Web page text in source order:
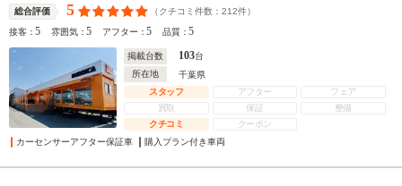
総合評価 5 （クチコミ件数： 212件）
接客：5 雰囲気：5 アフター：5 品質：5
掲載台数 103台
所在地
千葉県
スタッフ
アフター
フェア
買取
保証
整備
クチコミ
クーポン
カーセンサーアフター保証車
購入プラン付き車両